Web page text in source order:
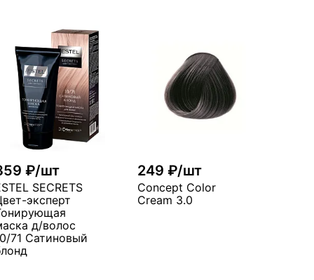
₽/шт
SECRETS
эксперт
д/волос
71 Сатиновый
249 ₽/шт
Concept Color
Cream 3.0